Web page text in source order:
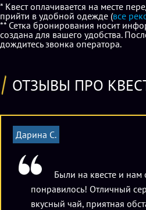
* Квест оплачивается на месте
прийти в удобной одежде (все
** Сетка бронирования носит
создана для вашего удобства.
дождитесь звонка оператора.
ОТЗЫВЫ ПРО КВЕСТ
Дарина С.
Были на квесте и нам
понравилось! Отличный
вкусный чай, приятная